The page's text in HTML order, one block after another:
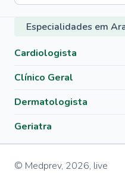
Especialidades em
Cardiologista
Clínico Geral
Dermatologista
Geriatra
© Medprev, 2026, live